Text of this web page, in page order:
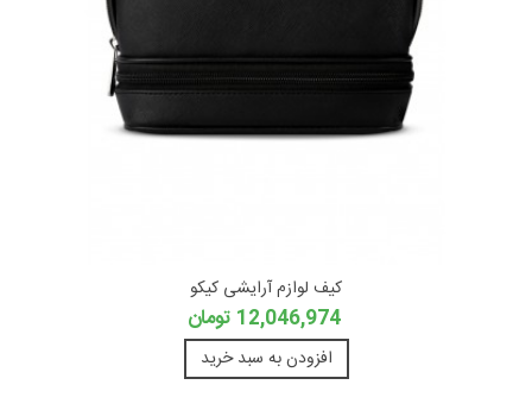
کیف لوازم آرایشی کیکو
12,046,974 تومان
افزودن به سبد خرید